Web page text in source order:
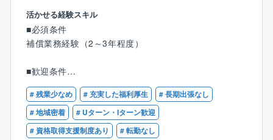
＜事業内容＞
物件補償調査算定/営業補償調査算定/工事損害事前事後
調査
技術部補償課に配属致します。60代男性1名、50代男
性1名、50代女性1名、40代女性1名、20代女性1名が
活躍しています。
■特徴・魅力
活かせる経験スキル
■必須条件
補償業務経験（2～3年程度）
■歓迎条件
補償業務管理士
# 残業少なめ # 充実した福利厚生
# 長期出張なし
# 地域密着
# Uターン・Iターン歓迎
# 資格取得支援制度あり
# 転勤なし